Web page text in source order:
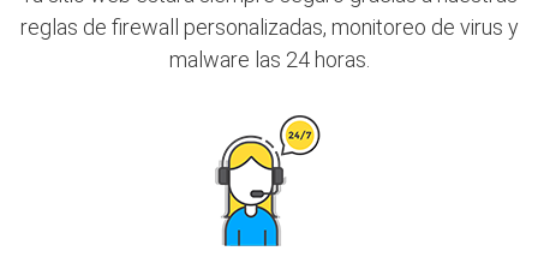
reglas de firewall personalizadas, monitoreo de virus y
malware las 24 horas.